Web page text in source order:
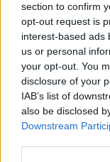
section to confirm
opt-out request is
interest-based ads
us or personal
your opt-out. You
disclosure of your
IAB’s list of
also be disclosed
Downstream